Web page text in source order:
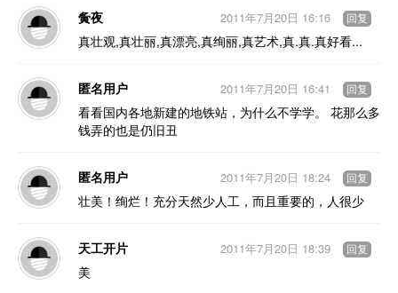
夤夜
真壮观,真壮丽,真漂亮,真绚丽,真艺术,真.真.真好看...
2011年7月20日 16:16 回复
匿名用户
看看国内各地新建的地铁站，为什么不学学。 花那么多
钱弄的也是仍旧丑
2011年7月20日 16:41 回复
匿名用户
壮美！绚烂！充分天然少人工，而且重要的，人很少
2011年7月20日 18:24 回复
天工开片
美
2011年7月20日 18:39 回复